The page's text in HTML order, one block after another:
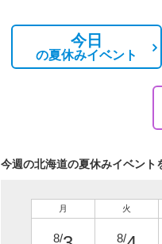
今日
の夏休みイベント
今週の北海道の夏休みイベント
月
8/
火
8/